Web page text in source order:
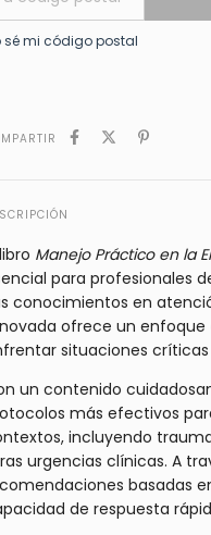
sé mi código postal
Manejo Práctico en la
para profesionales
conocimientos en
ofrece un enfoque
situaciones
un contenido
más efectivos
incluyendo
urgencias clínicas. A
basadas
de respuesta